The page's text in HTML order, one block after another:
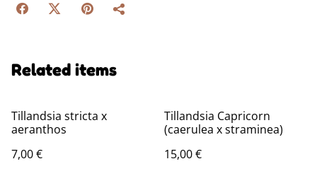
Related items
Tillandsia stricta x
aeranthos
7,00 €
Tillandsia Capricorn
(caerulea x straminea)
15,00 €